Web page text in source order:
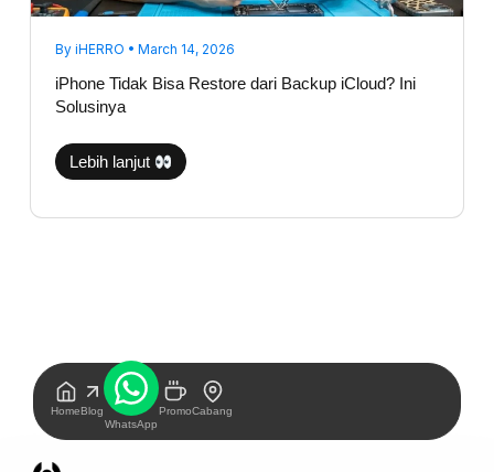
By iHERRO • March 14, 2026
iPhone Tidak Bisa Restore dari Backup iCloud? Ini
Solusinya
Lebih lanjut
HomeBlog
WhatsApp
PromoCabang